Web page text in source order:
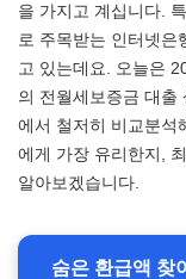
을 가지고 계십니다.
로 주목받는 인터넷은
고 있는데요. 오늘은
의 전월세보증금 대출
에서 철저히 비교분석
에게 가장 유리한지,
알아보겠습니다.
숨은 환급액 찾